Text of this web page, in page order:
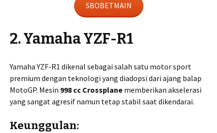
SBOBETMAIN
2. Yamaha YZF-R1
Yamaha YZF-R1 dikenal sebagai salah satu motor sport
premium dengan teknologi yang diadopsi dari ajang balap
MotoGP. Mesin 998 cc Crossplane memberikan akselerasi
yang sangat agresif namun tetap stabil saat dikendarai.
Keunggulan: